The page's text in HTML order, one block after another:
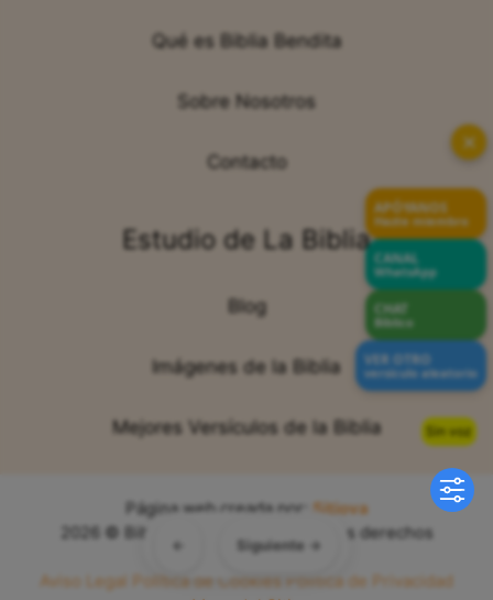
← Siguiente →
Sin voz
Qué es Biblia Bendita
Sobre Nosotros
Contacto
Estudio de La Biblia
Blog
Imágenes de la Biblia
Mejores Versículos de la Biblia
Página web creada por: Sitiova
2026 © Bibliabendita.com - Todos los derechos
reservados
Aviso Legal
Política de Cookies Política de Privacidad
✕
APÓYANOS
Hazte miembro
CANAL
WhatsApp
CHAT
Bíblico
VER OTRO
versículo aleatorio